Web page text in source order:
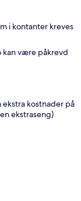
i kontanter kreves
være påkrevd
ekstra kostnader på
ekstraseng)